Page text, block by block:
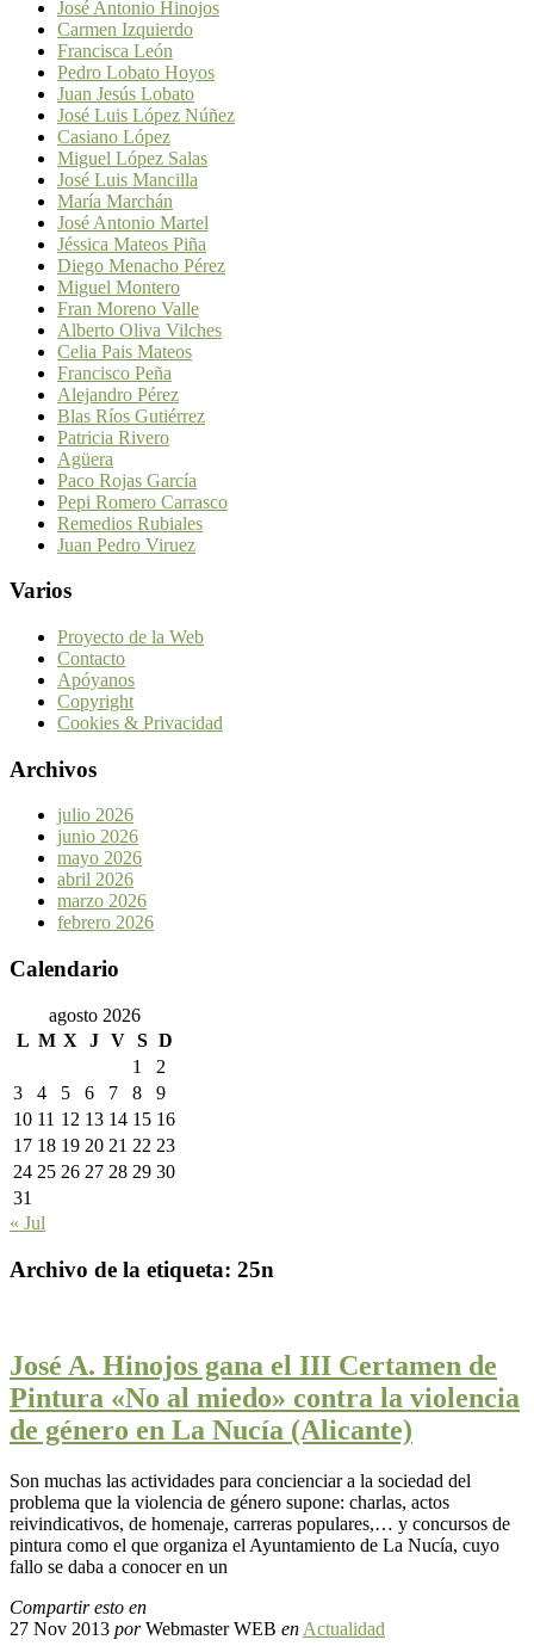
José Antonio Hinojos
Carmen Izquierdo
Francisca León
Pedro Lobato Hoyos
Juan Jesús Lobato
José Luis López Núñez
Casiano López
Miguel López Salas
José Luis Mancilla
María Marchán
José Antonio Martel
Jéssica Mateos Piña
Diego Menacho Pérez
Miguel Montero
Fran Moreno Valle
Alberto Oliva Vilches
Celia Pais Mateos
Francisco Peña
Alejandro Pérez
Blas Ríos Gutiérrez
Patricia Rivero
Agüera
Paco Rojas García
Pepi Romero Carrasco
Remedios Rubiales
Juan Pedro Viruez
Varios
Proyecto de la Web
Contacto
Apóyanos
Copyright
Cookies & Privacidad
Archivos
julio 2026
junio 2026
mayo 2026
abril 2026
marzo 2026
febrero 2026
Calendario
agosto 2026
L M X J V S D
1
2
3
4 5 6 7 8
9
10 11 12 13 14 15 16
17 18 19 20 21 22 23
24 25 26 27 28 29 30
31
« Jul
Archivo de la etiqueta: 25n
José A. Hinojos gana el III Certamen de
Pintura «No al miedo» contra la violencia
de género en La Nucía (Alicante)
Son muchas las actividades para concienciar a la sociedad del
problema que la violencia de género supone: charlas, actos
reivindicativos, de homenaje, carreras populares,… y concursos de
pintura como el que organiza el Ayuntamiento de La Nucía, cuyo
fallo se daba a conocer en un
Compartir esto en
27 Nov 2013 porWebmaster WEB en Actualidad